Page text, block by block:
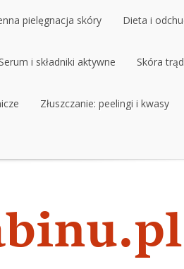
pielęgnacja skóry
pielęgnacja skóry
Dieta i
Dieta i
i składniki aktywne
i składniki aktywne
Skóra
Skóra
Złuszczanie: peelingi i kwasy